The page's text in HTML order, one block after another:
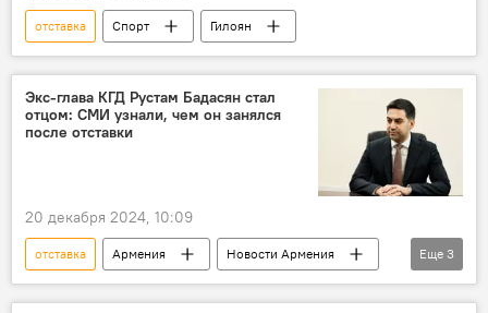
отставка Спорт Гилоян
Экс-глава КГД Рустам Бадасян стал
отцом: СМИ узнали, чем он занялся
после отставки
20 декабря 2024, 10:09
отставка Армения
Новости Армения
Общество
Рустам Бадасян отец
Еще 3